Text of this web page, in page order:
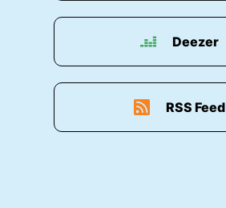
Deezer
RSS Feed